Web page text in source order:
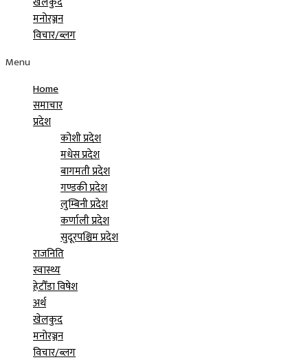
मनोरञ्जन
विचार/ब्लग
Menu
Home
समाचार
प्रदेश
कोशी प्रदेश
मधेस प्रदेश
बागमती प्रदेश
गण्डकी प्रदेश
लुम्बिनी प्रदेश
कर्णाली प्रदेश
सुदूरपश्चिम प्रदेश
राजनिति
स्वास्थ्य
हेटौँडा विषेश
अर्थ
खेलकुद
मनोरञ्जन
विचार/ब्लग